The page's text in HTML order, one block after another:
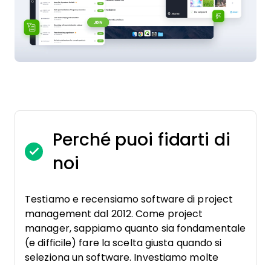
Perché puoi fidarti di
noi
Testiamo e recensiamo software di project
management dal 2012. Come project
manager, sappiamo quanto sia fondamentale
(e difficile) fare la scelta giusta quando si
seleziona un software. Investiamo molte